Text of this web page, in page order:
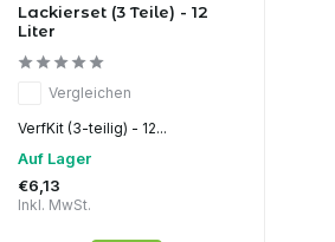
Lackierset (3 Teile) - 12
Liter
Vergleichen
VerfKit (3-teilig) - 12...
Auf Lager
€6,13
Inkl. MwSt.